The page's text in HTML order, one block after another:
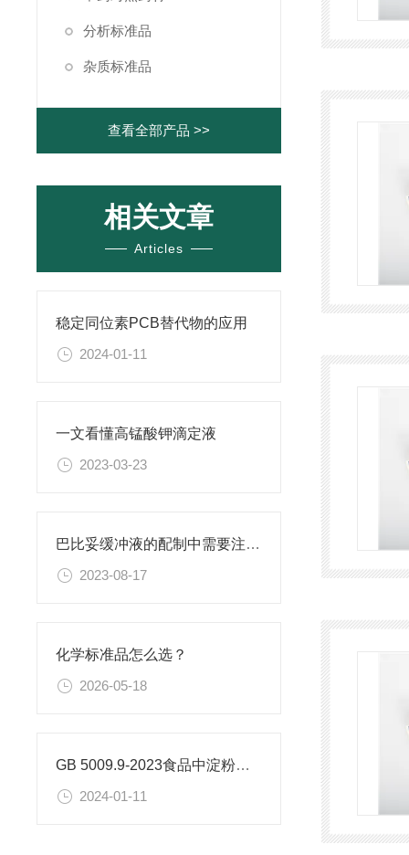
分析标准品
杂质标准品
查看全部产品 >>
相关文章
Articles
稳定同位素PCB替代物的应用
2024-01-11
一文看懂高锰酸钾滴定液
2023-03-23
巴比妥缓冲液的配制中需要注意的实验操作技巧
2023-08-17
化学标准品怎么选？
2026-05-18
GB 5009.9-2023食品中淀粉的测定
2024-01-11